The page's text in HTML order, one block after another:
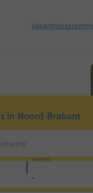
in Noord-Brabant
Vertrek
-